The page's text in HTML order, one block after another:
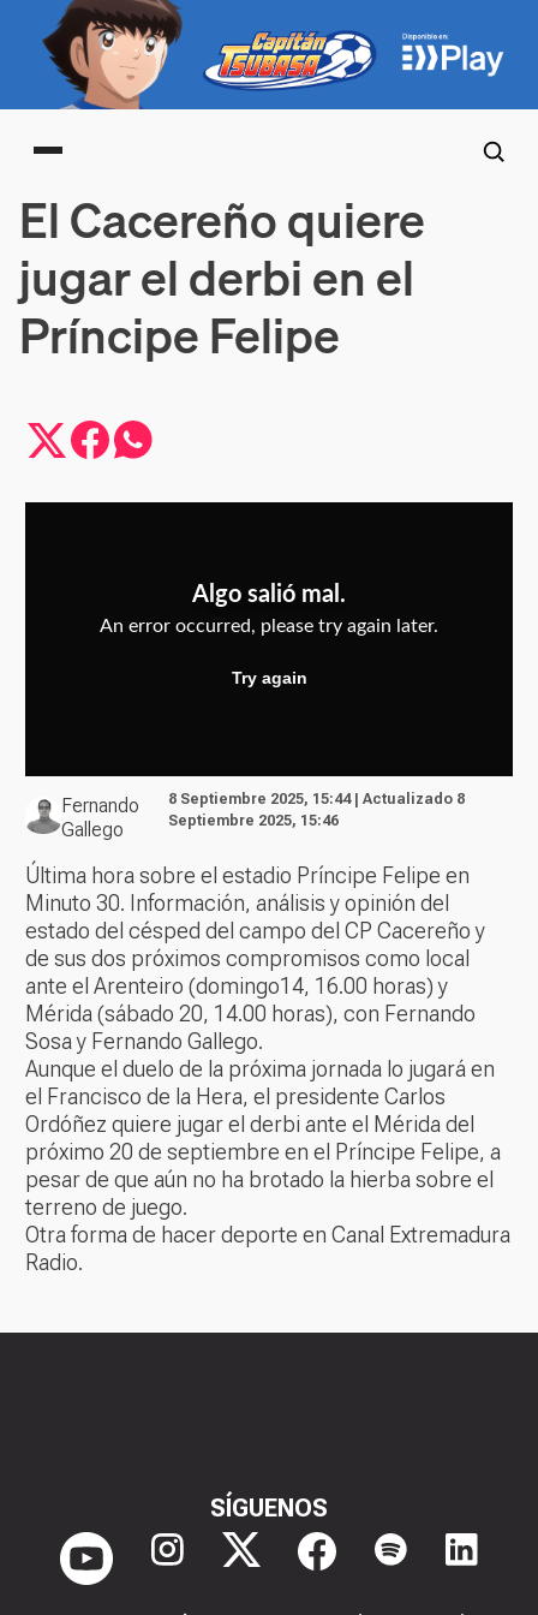
Main menu
El Cacereño quiere
jugar el derbi en el
Príncipe Felipe
Fernando
Gallego
8 Septiembre 2025, 15:44 | Actualizado 8
Septiembre 2025, 15:46
Última hora sobre el estadio Príncipe Felipe en
Minuto 30. Información, análisis y opinión del
estado del césped del campo del CP Cacereño y
de sus dos próximos compromisos como local
ante el Arenteiro (domingo14, 16.00 horas) y
Mérida (sábado 20, 14.00 horas), con Fernando
Sosa y Fernando Gallego.
Aunque el duelo de la próxima jornada lo jugará en
el Francisco de la Hera, el presidente Carlos
Ordóñez quiere jugar el derbi ante el Mérida del
próximo 20 de septiembre en el Príncipe Felipe, a
pesar de que aún no ha brotado la hierba sobre el
terreno de juego.
Otra forma de hacer deporte en Canal Extremadura
Radio.
SÍGUENOS